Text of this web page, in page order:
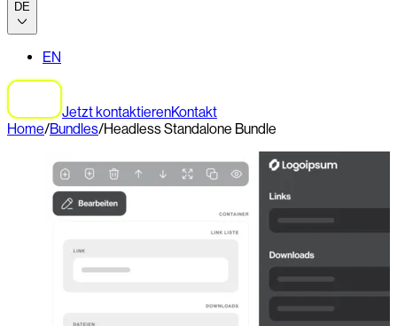
DE
EN
Jetzt kontaktierenKontakt
Home/Bundles/Headless Standalone Bundle